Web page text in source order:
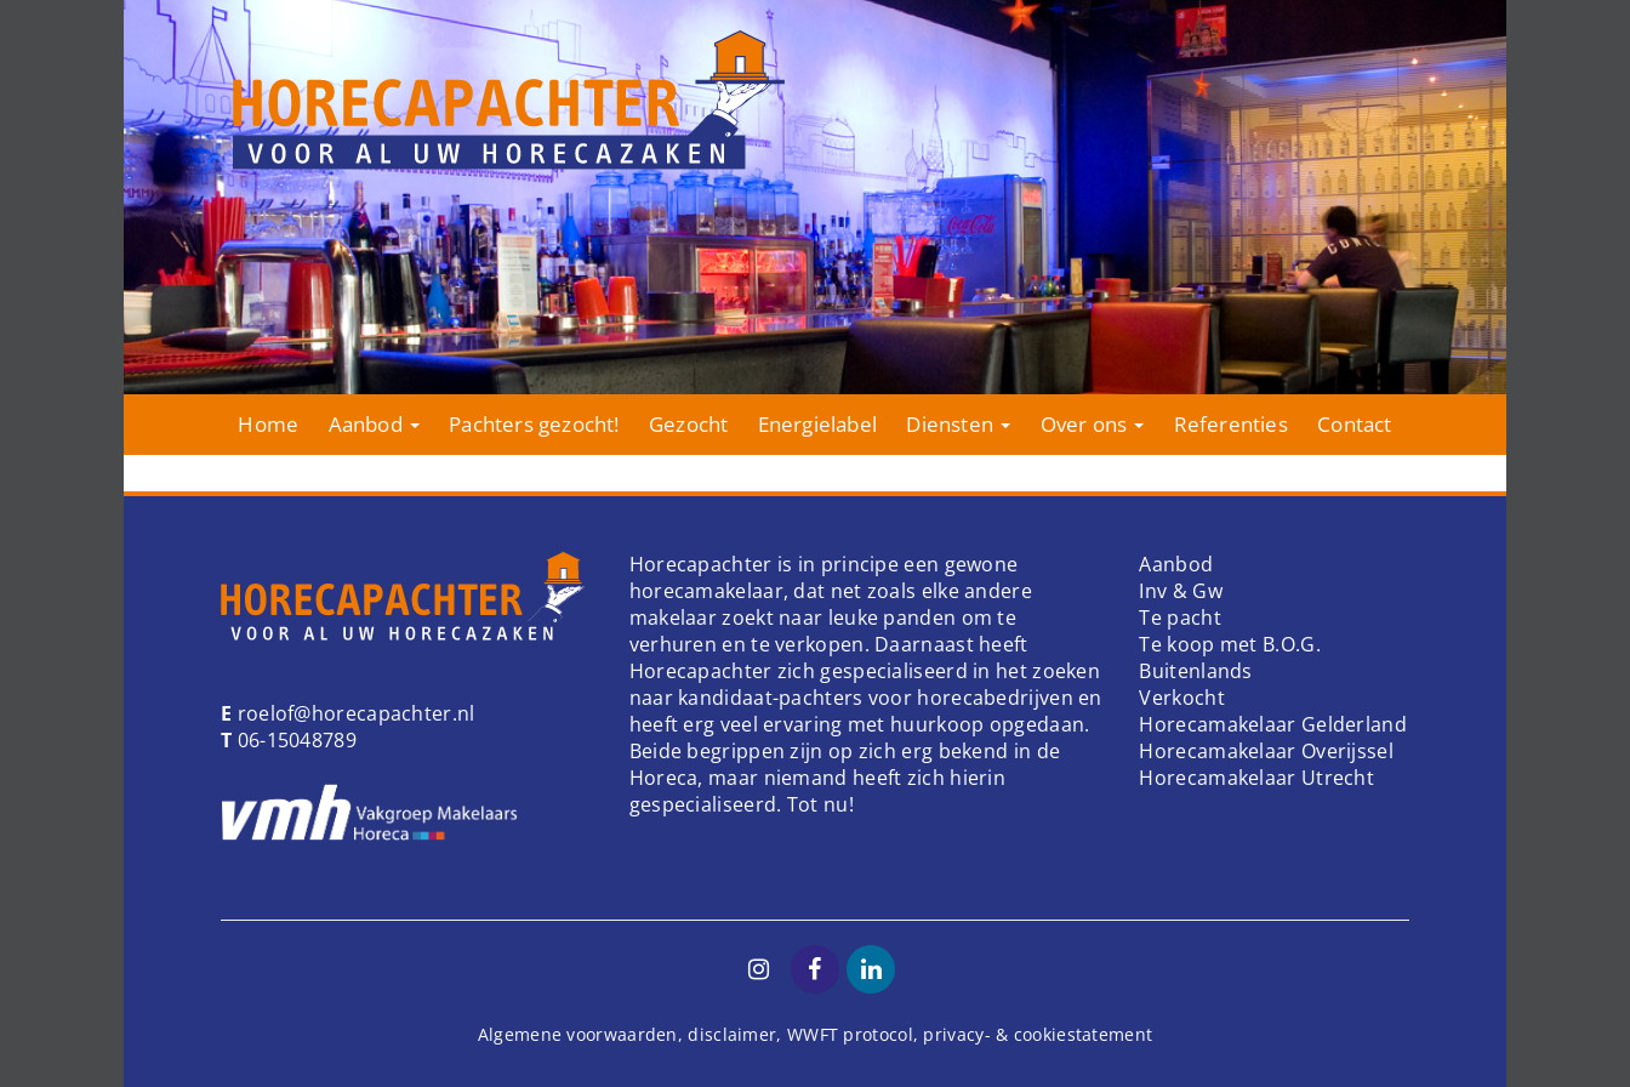
Home Aanbod Pachters gezocht! Gezocht Energielabel Diensten Over ons Referenties Contact
E roelof@horecapachter.nl
T 06-15048789
Horecapachter is in principe een gewone
horecamakelaar, dat net zoals elke andere
makelaar zoekt naar leuke panden om te
verhuren en te verkopen. Daarnaast heeft
Horecapachter zich gespecialiseerd in het zoeken
naar kandidaat-pachters voor horecabedrijven en
heeft erg veel ervaring met huurkoop opgedaan.
Beide begrippen zijn op zich erg bekend in de
Horeca, maar niemand heeft zich hierin
gespecialiseerd. Tot nu!
Aanbod
Inv & Gw
Te pacht
Te koop met B.O.G.
Buitenlands
Verkocht
Horecamakelaar Gelderland
Horecamakelaar Overijssel
Horecamakelaar Utrecht
Algemene voorwaarden,disclaimer, WWFT protocol, privacy- & cookiestatement